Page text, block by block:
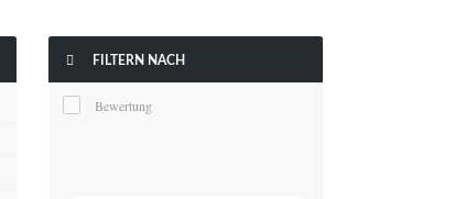
 FILTERN NACH
Bewertung